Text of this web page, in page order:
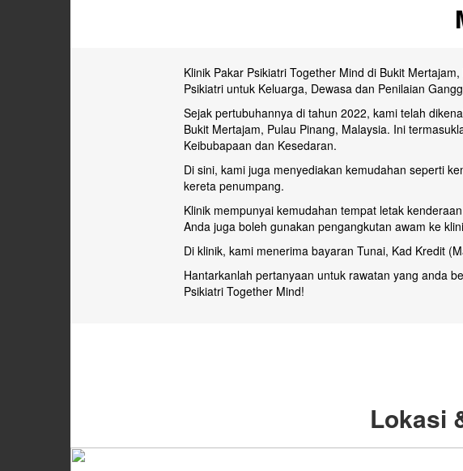
Klinik Pakar Psikiatri Together Mind di Bukit
Psikiatri untuk Keluarga, Dewasa dan Penilaian
Sejak pertubuhannya di tahun 2022, kami telah
Bukit Mertajam, Pulau Pinang, Malaysia. Ini
Keibubapaan dan Kesedaran.
Di sini, kami juga menyediakan kemudahan seperti
kereta penumpang.
Klinik mempunyai kemudahan tempat letak
Anda juga boleh gunakan pengangkutan awam ke
Di klinik, kami menerima bayaran Tunai, Kad Kredit
Hantarkanlah pertanyaan untuk rawatan yang anda
Psikiatri Together Mind!
Lokasi